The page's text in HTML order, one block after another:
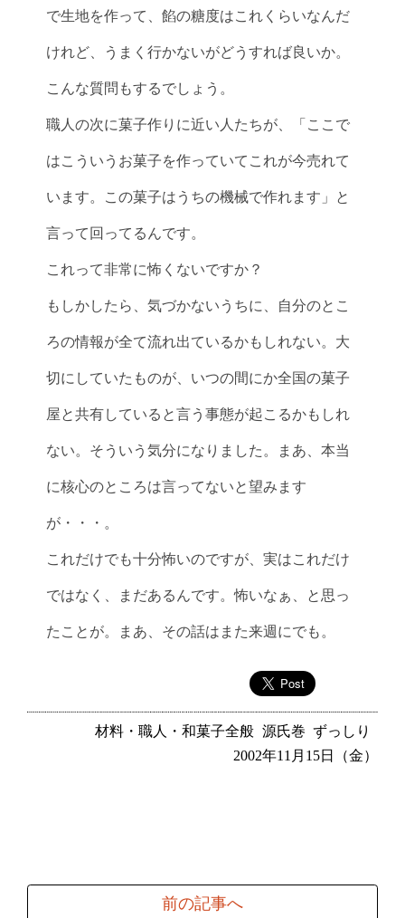
で生地を作って、餡の糖度はこれくらいなんだ
けれど、うまく行かないがどうすれば良いか。
こんな質問もするでしょう。
職人の次に菓子作りに近い人たちが、「ここで
はこういうお菓子を作っていてこれが今売れて
います。この菓子はうちの機械で作れます」と
言って回ってるんです。
これって非常に怖くないですか？
もしかしたら、気づかないうちに、自分のとこ
ろの情報が全て流れ出ているかもしれない。大
切にしていたものが、いつの間にか全国の菓子
屋と共有していると言う事態が起こるかもしれ
ない。そういう気分になりました。まあ、本当
に核心のところは言ってないと望みます
が・・・。
これだけでも十分怖いのですが、実はこれだけ
ではなく、まだあるんです。怖いなぁ、と思っ
たことが。まあ、その話はまた来週にでも。
材料・職人・和菓子全般 源氏巻 ずっしり
2002年11月15日（金）
前の記事へ